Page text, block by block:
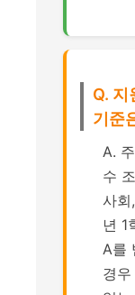
Q. 지
기준
A.
수
사
년 1
A를
경